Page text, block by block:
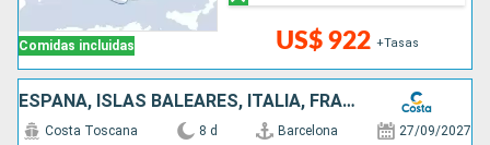
Comidas incluidas US$ 922 +Tasas
ESPAÑA, ISLAS BALEARES, ITALIA, FRANCIA
Costa Toscana 8 d Barcelona 27/09/2027